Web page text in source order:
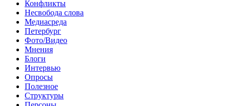
Конфликты
Несвобода слова
Медиасреда
Петербург
Фото/Видео
Мнения
Блоги
Интервью
Опросы
Полезное
Структуры